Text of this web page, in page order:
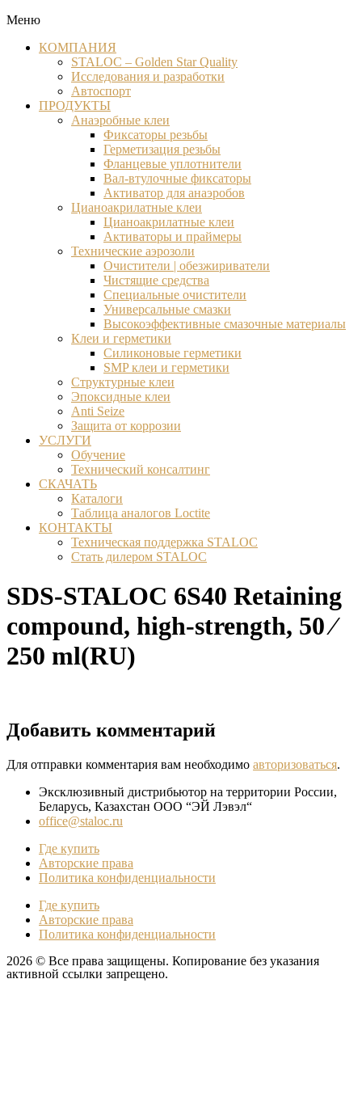
Меню
КОМПАНИЯ
STALOC – Golden Star Quality
Исследования и разработки
Автоспорт
ПРОДУКТЫ
Анаэробные клеи
Фиксаторы резьбы
Герметизация резьбы
Фланцевые уплотнители
Вал-втулочные фиксаторы
Активатор для анаэробов
Цианоакрилатные клеи
Цианоакрилатные клеи
Активаторы и праймеры
Технические аэрозоли
Очистители | обезжириватели
Чистящие средства​
Специальные очистители
Универсальные смазки
Высокоэффективные смазочные материалы
Клеи и герметики
Силиконовые герметики
SMP клеи и герметики
Структурные клеи
Эпоксидные клеи
Anti Seize
Защита от коррозии
УСЛУГИ
Обучение
Технический консалтинг
СКАЧАТЬ
Каталоги
Таблица аналогов Loctite
КОНТАКТЫ
Техническая поддержка STALOC
Стать дилером STALOC
SDS-STALOC 6S40 Retaining
compound, high-strength, 50 ⁄
250 ml(RU)
Добавить комментарий
Для отправки комментария вам необходимо авторизоваться.
Эксклюзивный дистрибьютор на территории России,
Беларусь, Казахстан ООО “ЭЙ Лэвэл“
office@staloc.ru
Где купить
Авторские права
Политика конфиденциальности
Где купить
Авторские права
Политика конфиденциальности
2026 © Все права защищены. Копирование без указания
активной ссылки запрещено.